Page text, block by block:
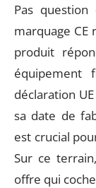
Pas
marquage
produit
équipement
déclaration
sa date de
est crucial
Sur ce
offre qui